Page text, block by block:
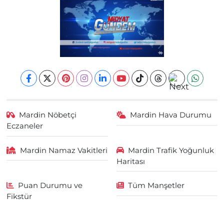
Mardin Nöbetçi
Eczaneler
Mardin Hava Durumu
Mardin Namaz Vakitleri
Mardin Trafik Yoğunluk
Haritası
Puan Durumu ve
Fikstür
Tüm Manşetler